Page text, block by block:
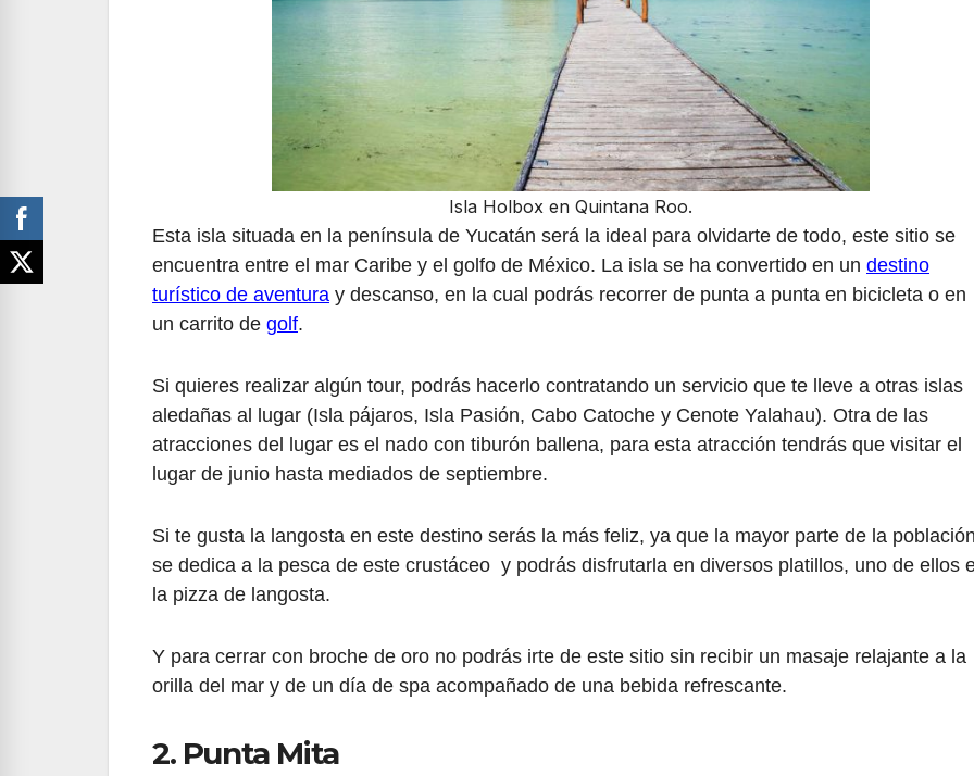
Isla Holbox en Quintana Roo.
Esta isla situada en la península de Yucatán será la ideal para olvidarte de todo, este sitio se
encuentra entre el mar Caribe y el golfo de México. La isla se ha convertido en un destino
turístico de aventura y descanso, en la cual podrás recorrer de punta a punta en bicicleta o en
un carrito de golf.
Si quieres realizar algún tour, podrás hacerlo contratando un servicio que te lleve a otras islas
aledañas al lugar (Isla pájaros, Isla Pasión, Cabo Catoche y Cenote Yalahau). Otra de las
atracciones del lugar es el nado con tiburón ballena, para esta atracción tendrás que visitar el
lugar de junio hasta mediados de septiembre.
Si te gusta la langosta en este destino serás la más feliz, ya que la mayor parte de la
se dedica a la pesca de este crustáceo y podrás disfrutarla en diversos platillos, uno de ellos
la pizza de langosta.
Y para cerrar con broche de oro no podrás irte de este sitio sin recibir un masaje relajante a la
orilla del mar y de un día de spa acompañado de una bebida refrescante.
2. Punta Mita